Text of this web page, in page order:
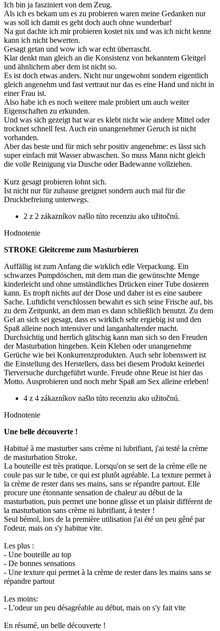
Ich bin ja fasziniert von dem Zeug.
Als ich es bekam um es zu probieren waren meine Gedanken nur
was soll ich damit es geht doch auch ohne wunderbar!
Na gut dachte ich mir probieren kostet nix und was ich nicht kenne
kann ich nicht bewerten.
Gesagt getan und wow ich war echt überrascht.
Klar denkt man gleich an die Konsistenz von bekanntem Gleitgel
und ähnlichem aber dem ist nicht so.
Es ist doch etwas anders. Nicht nur ungewohnt sondern eigentlich
gleich angenehm und fast vertraut nur das es eine Hand und nicht in
einer Frau ist.
Also habe ich es noch weitere male probiert um auch weiter
Eigenschaften zu erkunden.
Und was sich gezeigt hat war es klebt nicht wie andere Mittel oder
trocknet schnell fest. Auch ein unangenehmer Geruch ist nicht
vorhanden.
Aber das beste und für mich sehr positiv angenehme: es lässt sich
super einfach mit Wasser abwaschen. So muss Mann nicht gleich
die volle Reinigung via Dusche oder Badewanne vollziehen.
Kurz gesagt probieren lohnt sich.
Ist nicht nur für zuhause geeignet sondern auch mal für die
Druckbefreiung unterwegs.
2 z 2 zákazníkov našlo túto recenziu ako užitočnú.
Hodnotenie
STROKE Gleitcreme zum Masturbieren
Auffällig ist zum Anfang die wirklich edle Verpackung. Ein
schwarzes Pumpdöschen, mit dem man die gewünschte Menge
kinderleicht und ohne umständliches Drücken einer Tube dosieren
kann. Es tropft nichts auf der Dose und daher ist es eine saubere
Sache. Luftdicht verschlossen bewahrt es sich seine Frische auf, bis
zu dem Zeitpunkt, an dem man es dann schließlich benutzt. Zu dem
Gel an sich sei gesagt, dass es wirklich sehr ergiebig ist und den
Spaß alleine noch intensiver und langanhaltender macht.
Durchsichtig und herrlich glitschig kann man sich so den Freuden
der Masturbation hingeben. Kein Kleben oder unangenehme
Gerüche wie bei Konkurrenzprodukten. Auch sehr lobenswert ist
die Einstellung des Herstellers, dass bei diesem Produkt keinerlei
Tierversuche durchgeführt wurde. Freude ohne Reue ist hier das
Motto. Ausprobieren und noch mehr Spaß am Sex alleine erleben!
4 z 4 zákazníkov našlo túto recenziu ako užitočnú.
Hodnotenie
Une belle découverte !
Habitué à me masturber sans crème ni lubrifiant, j'ai testé la crème
de masturbation Stroke.
La bouteille est très pratique. Lorsqu'on se sert de la crème elle ne
coule pas sur le tube, ce qui est plutôt agréable. La texture permet à
la crème de rester dans ses mains, sans se répandre partout. Elle
procure une étonnante sensation de chaleur au début de la
masturbation, puis permet une bonne glisse et un plaisir différent de
la masturbation sans crème ni lubrifiant, à tester !
Seul bémol, lors de la première utilisation j'ai été un peu gêné par
l'odeur, mais on s'y habitue vite.
Les plus :
- Une bouteille au top
- De bonnes sensations
- Une texture qui permet à la crème de rester dans les mains sans se
répandre partout
Les moins:
- L'odeur un peu désagréable au début, mais on s'y fait vite
En résumé, un belle découverte !